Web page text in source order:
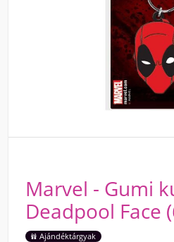
Marvel - Gumi
Deadpool Face
Ajándéktárgyak